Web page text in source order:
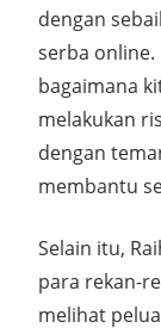
dengan
serba online.
bagaimana
melakukan
dengan
membantu
Selain itu,
para rekan-
melihat